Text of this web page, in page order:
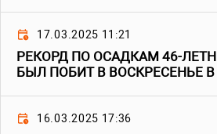
17.03.2025 11:21
РЕКОРД ПО ОСАДКАМ 46-
БЫЛ ПОБИТ В ВОСКРЕСЕНЬЕ
16.03.2025 17:36